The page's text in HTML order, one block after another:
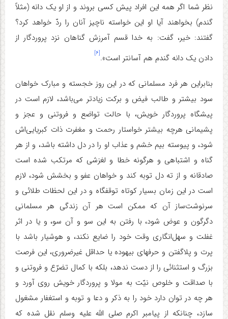
نظر شما اگر همه این افراد پیش کسی بروند و از او یک دانه (مثلاً
گندم) بخواهند آیا او این خواسته ناچیز آنان را ردّ خواهد کرد؟
گفتند: خیر، گفت: به خدا قسم آمرزش گناهان نزد پروردگار از
دادن یک دانه گندم هم آسانتر است».[۶]
بنابراین هر فرد مسلمانی که در این روز خجسته و مبارک خواهان
سود بیشتر و طالب فیض و برکت زیادتر می‌باشد، لازم است در
پیشگاه پروردگار خویش، با حالت تواضع و فروتنی و عجز و
پشیمانی هرچه بیشتر خواستار رحمت و مغفرت ذات کبریایی‌اش
شود، و پیوسته بیم خشم و عذاب او را در دل داشته باشد، و از هر
گناه و اشتباهی و هرگونه خطا و لغزشی که مرتکب شده است
صادقانه و از ته دل توبه کند و خواهان عفو و بخشش شود، لازم
است در این زمان بسیار کوتاه توقفگاه و در این لحظات طلائی و
سرنوشت‌ساز آن که ممکن است هر آن زندگی هر مسلمانی
دگرگون و عوض شود، با رفتن به این سو و آن سو، و یا در اثر
غفلت و سهل‌انگاری وقت خود را ضایع نکند، و هوشیار باشد با
پرت و پلاگفتن و حرفهای بیهوده یا حداقل غیرضروری، این فرصت
بزرگ و استثنائی را از دست ندهد، بلکه با کمال تضرّع و فروتنی و
با صداقت و خلوص نیّت به مولا و پروردگار خویش روی آورد و
هر چه در توان دارد خود را به ذکر و دعا و توبه و استغفار مشغول
سازد، چنانکه از پیامبر اکرم صلی الله علیه وسلم نقل شده که